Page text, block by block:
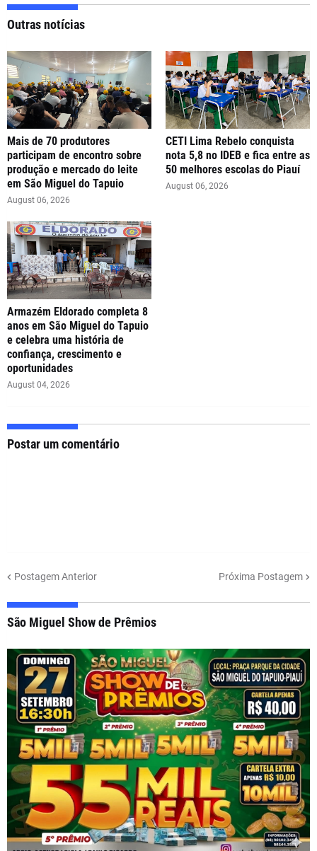
Outras notícias
Mais de 70 produtores
participam de encontro sobre
produção e mercado do leite
em São Miguel do Tapuio
August 06, 2026
CETI Lima Rebelo conquista
nota 5,8 no IDEB e fica entre as
50 melhores escolas do Piauí
August 06, 2026
Armazém Eldorado completa 8
anos em São Miguel do Tapuio
e celebra uma história de
confiança, crescimento e
oportunidades
August 04, 2026
Postar um comentário
Postagem Anterior Próxima Postagem
São Miguel Show de Prêmios